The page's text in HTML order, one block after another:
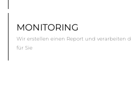
MONITORING
Wir erstellen einen Report und verarbeiten
für Sie